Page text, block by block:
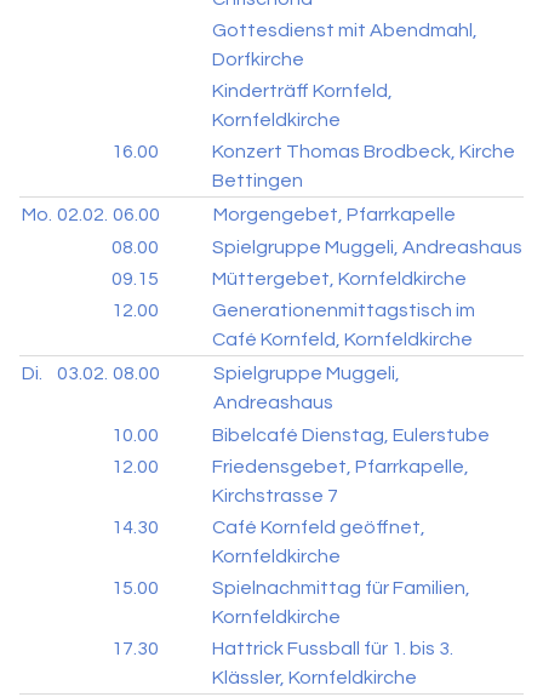
Gottesdienst mit Abendmahl,
Dorfkirche
Kinderträff Kornfeld,
Kornfeldkirche
16.00
Konzert Thomas Brodbeck, Kirche
Bettingen
Mo. 02.02. 06.00
Morgengebet, Pfarrkapelle
08.00
Spielgruppe Muggeli, Andreashaus
09.15
Müttergebet, Kornfeldkirche
12.00
Generationenmittagstisch im
Café Kornfeld, Kornfeldkirche
Di.
03.02. 08.00
Spielgruppe Muggeli,
Andreashaus
10.00
Bibelcafé Dienstag, Eulerstube
12.00
Friedensgebet, Pfarrkapelle,
Kirchstrasse 7
14.30
Café Kornfeld geöffnet,
Kornfeldkirche
15.00
Spielnachmittag für Familien,
Kornfeldkirche
17.30
Hattrick Fussball für 1. bis 3.
Klässler, Kornfeldkirche